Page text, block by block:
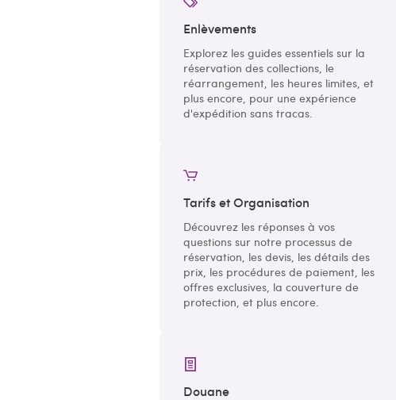
Enlèvements
Explorez les guides essentiels sur la
réservation des collections, le
réarrangement, les heures limites, et
plus encore, pour une expérience
d'expédition sans tracas.
Tarifs et Organisation
Découvrez les réponses à vos
questions sur notre processus de
réservation, les devis, les détails des
prix, les procédures de paiement, les
offres exclusives, la couverture de
protection, et plus encore.
Douane